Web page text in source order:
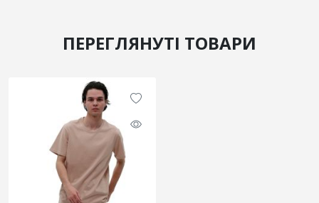
ПЕРЕГЛЯНУТІ ТОВАРИ